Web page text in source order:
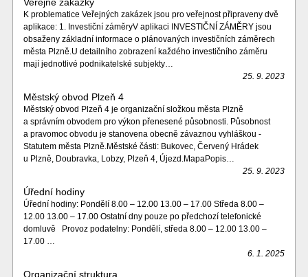
K problematice Veřejných zakázek jsou pro veřejnost připraveny dvě
aplikace: 1. Investiční záměryV aplikaci INVESTIČNÍ ZÁMĚRY jsou
obsaženy základní informace o plánovaných investičních záměrech
města Plzně.U detailního zobrazení každého investičního záměru
mají jednotlivé podnikatelské subjekty…
25. 9. 2023
Městský obvod Plzeň 4
Městský obvod Plzeň 4 je organizační složkou města Plzně
a správním obvodem pro výkon přenesené působnosti. Působnost
a pravomoc obvodu je stanovena obecně závaznou vyhláškou -
Statutem města Plzně.Městské části: Bukovec, Červený Hrádek
u Plzně, Doubravka, Lobzy, Plzeň 4, Újezd.MapaPopis…
25. 9. 2023
Úřední hodiny
Úřední hodiny: Pondělí 8.00 – 12.00 13.00 – 17.00 Středa 8.00 –
12.00 13.00 – 17.00 Ostatní dny pouze po předchozí telefonické
domluvě Provoz podatelny: Pondělí, středa 8.00 – 12.00 13.00 –
17.00 …
6. 1. 2025
Organizační struktura